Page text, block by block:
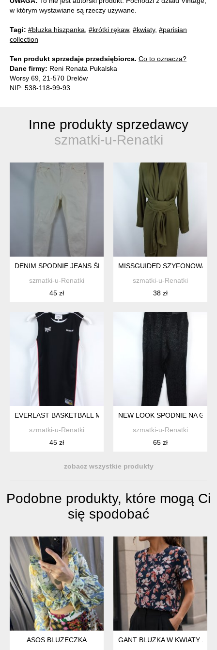
w którym wystawiane są rzeczy używane.
Tagi: #bluzka hiszpanka #krótki rękaw, #kwiaty, #parisian
collection
Ten produkt sprzedaje przedsiębiorca. Co to oznacza?
Dane firmy: Reni Renata Pukalska
Worsy 69, 21-570 Drelów
NIP: 538-118-99-93
Inne produkty sprzedawcy
szmatki-u-Renatki
DENIM SPODNIE JEANS ŚMIETANOWE SKINNY 16 / 44
szmatki-u-Renatki
45 zł
MISSGUIDED SZYFONOWA
szmatki-u-Renatki
38 zł
EVERLAST BASKETBALL MĘSKA KOSZULKA BEZ RĘKAWÓW /
szmatki-u-Renatki
45 zł
NEW LOOK SPODNIE NA
szmatki-u-Renatki
65 zł
zobacz wszystkie produkty
Podobne produkty, które mogą Ci
się spodobać
ASOS BLUZECZKA
GANT BLUZKA W KWIATY S